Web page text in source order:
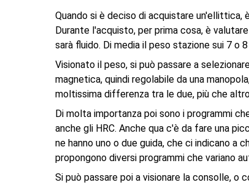
Quando si è deciso di acquistare
Durante l'acquisto, per prima cosa, è
sarà fluido. Di media il peso stazione sui 7 o 8
Visionato il peso, si può passare a
magnetica, quindi regolabile da una
moltissima differenza tra le due, più che
Di molta importanza poi sono i programmi
anche gli HRC. Anche qua c'è da fare una
ne hanno uno o due guida, che ci indicano
propongono diversi programmi che variano
Si può passare poi a visionare la consolle,